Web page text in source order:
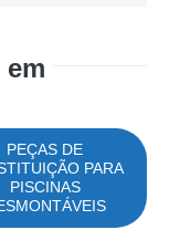
em
PEÇAS DE
PARA
PISCINAS